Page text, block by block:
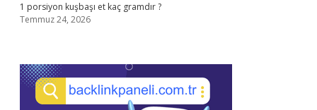
1 porsiyon kuşbaşı et kaç gramdır ?
Temmuz 24, 2026